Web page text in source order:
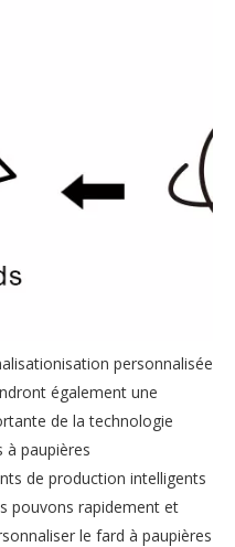
personnalisée
également une
de la technologie
à paupières
de production intelligents
pouvons rapidement et
le fard à paupières